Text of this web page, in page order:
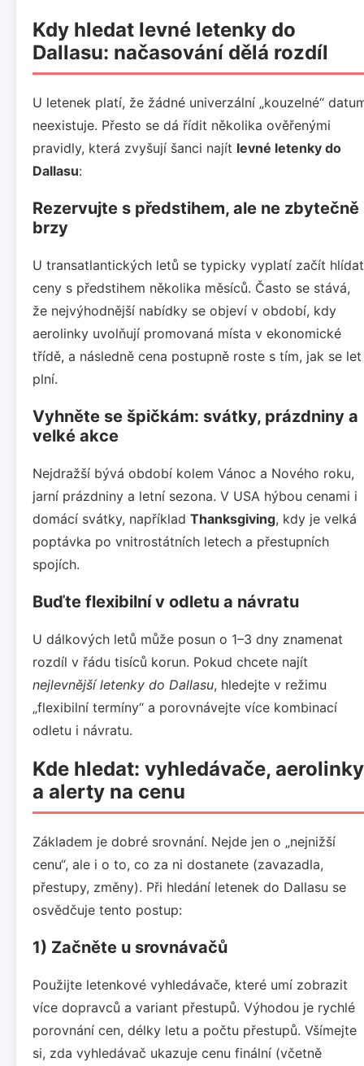
Kdy hledat levné letenky do
Dallasu: načasování dělá rozdíl
U letenek platí, že žádné univerzální „kouzelné“
neexistuje. Přesto se dá řídit několika ověřenými
pravidly, která zvyšují šanci najít levné letenky do
Dallasu:
Rezervujte s předstihem, ale ne zbytečně
brzy
U transatlantických letů se typicky vyplatí začít hlídat
ceny s předstihem několika měsíců. Často se stává,
že nejvýhodnější nabídky se objeví v období, kdy
aerolinky uvolňují promovaná místa v ekonomické
třídě, a následně cena postupně roste s tím, jak se let
plní.
Vyhněte se špičkám: svátky, prázdniny a
velké akce
Nejdražší bývá období kolem Vánoc a Nového roku,
jarní prázdniny a letní sezona. V USA hýbou cenami i
domácí svátky, například Thanksgiving, kdy je velká
poptávka po vnitrostátních letech a přestupních
spojích.
Buďte flexibilní v odletu a návratu
U dálkových letů může posun o 1–3 dny znamenat
rozdíl v řádu tisíců korun. Pokud chcete najít
nejlevnější letenky do Dallasu, hledejte v režimu
„flexibilní termíny“ a porovnávejte více kombinací
odletu i návratu.
Kde hledat: vyhledávače, aerolinky
a alerty na cenu
Základem je dobré srovnání. Nejde jen o „nejnižší
cenu“, ale i o to, co za ni dostanete (zavazadla,
přestupy, změny). Při hledání letenek do Dallasu se
osvědčuje tento postup:
1) Začněte u srovnávačů
Použijte letenkové vyhledávače, které umí zobrazit
více dopravců a variant přestupů. Výhodou je rychlé
porovnání cen, délky letu a počtu přestupů. Všímejte
si, zda vyhledávač ukazuje cenu finální (včetně